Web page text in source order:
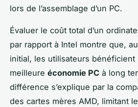
lors de l’assemblage d’un PC.
Évaluer le coût total d’un
par rapport à Intel montre que,
initial, les utilisateurs bénéficient
meilleure économie PC à long
différence s’explique par la
des cartes mères AMD, limitant